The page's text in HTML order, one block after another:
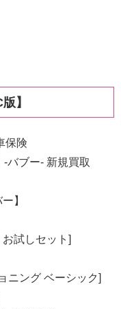
】
保険
バブー- 新規買取
】
試しセット]
ニング ベーシック]